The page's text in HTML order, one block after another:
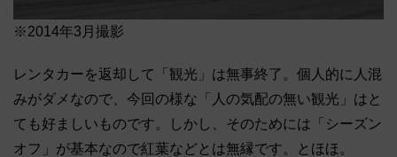
※2014年3月撮影
レンタカーを返却して「観光」は無事終了。個人的に人混
みがダメなので、今回の様な「人の気配の無い観光」はと
ても好ましいものです。しかし、そのためには「シーズン
オフ」が基本なので紅葉などとは無縁です。とほほ。